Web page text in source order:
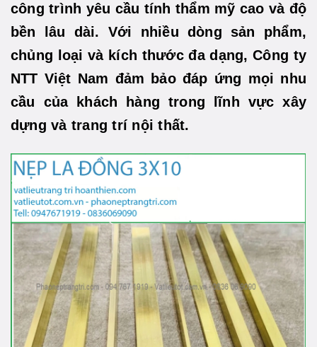
công trình yêu cầu tính thẩm mỹ cao và độ
bền lâu dài. Với nhiều dòng sản phẩm,
chủng loại và kích thước đa dạng, Công ty
NTT Việt Nam đảm bảo đáp ứng mọi nhu
cầu của khách hàng trong lĩnh vực xây
dựng và trang trí nội thất.